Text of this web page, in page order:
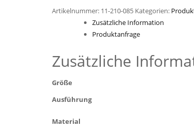
Artikelnummer: 11-210-085 Kategorien:
Zusätzliche Information
Produktanfrage
Zusätzliche
Größe
Ausführung
Material